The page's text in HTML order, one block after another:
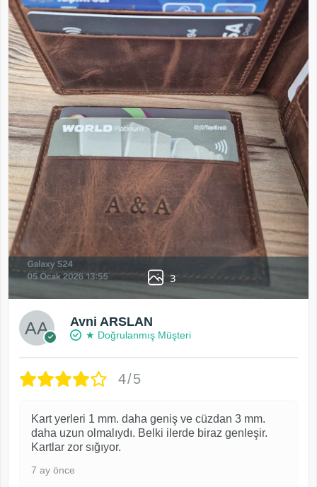
3
Avni ARSLAN
★ Doğrulanmış Müşteri
4/5
Kart yerleri 1 mm. daha geniş ve cüzdan 3 mm.
daha uzun olmalıydı. Belki ilerde biraz genleşir.
Kartlar zor sığıyor.
7 ay önce